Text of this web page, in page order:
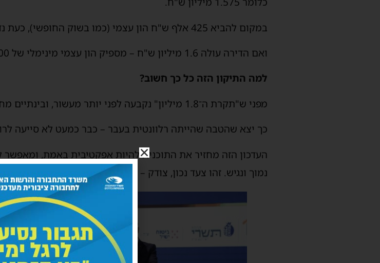
במקום להביא 425 אלף ש"ח הון עצמי (כמו בשוק החופשי), כעת נדרש להביא רק 225 אלף ש"ח בלבד!
ואם הדירה עולה 1.6 מיליון ש"ח – מספיק הון עצמי מינימלי של 100 אלף ש"ח בלבד.
למה התיקון הזה כל כך חשוב?
מפני ש"תקרת ה־1.8 מיליון" נקבעה לפני יותר מעשור, ובינתיים מחירי הדיור עלו דרמטית.
כך יצא שהטבה שהייתה רלוונטית בעבר – כבר כמעט לא סייעה
העדכון הזה מחזיר את התוכנית להיות אפקטיבית באמת, ומאפשר
נמוך ונגיש. זהו צעד נכון, צודק – ויפה שעה אחת קודם.